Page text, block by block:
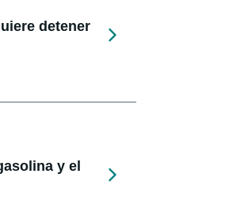
detener
y el